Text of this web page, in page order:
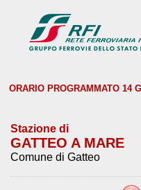
ORARIO PROGRAMMATO 14
Stazione di
GATTEO A MARE
Comune di Gatteo